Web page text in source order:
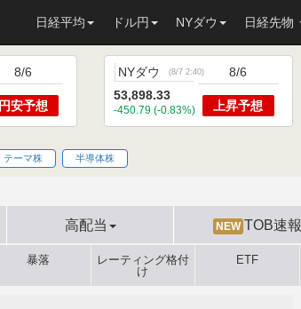
日経平均 ドル円 NYダウ 日経先物
8/6
円安予想
NYダウ (8/7 2:40)
53,898.33
-450.79 (-0.83%)
8/6
上昇予想
テーマ株 半導体株
高配当 NEW TOB速報
暴落
レーティング格付
け
ETF